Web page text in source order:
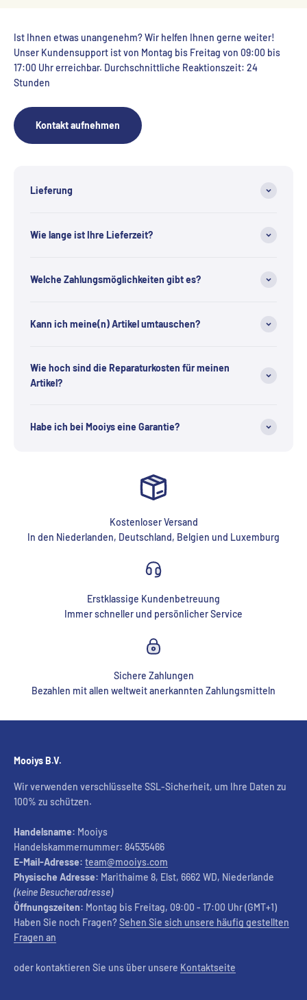
Ist Ihnen etwas unangenehm? Wir helfen Ihnen gerne weiter!
Unser Kundensupport ist von Montag bis Freitag von 09:00 bis
17:00 Uhr erreichbar. Durchschnittliche Reaktionszeit: 24
Stunden
Kontakt aufnehmen
Lieferung
Wie lange ist Ihre Lieferzeit?
Welche Zahlungsmöglichkeiten gibt es?
Kann ich meine(n) Artikel umtauschen?
Wie hoch sind die Reparaturkosten für meinen
Artikel?
Habe ich bei Mooiys eine Garantie?
Kostenloser Versand
In den Niederlanden, Deutschland, Belgien und Luxemburg
Erstklassige Kundenbetreuung
Immer schneller und persönlicher Service
Sichere Zahlungen
Bezahlen mit allen weltweit anerkannten Zahlungsmitteln
Mooiys B.V.
Wir verwenden verschlüsselte SSL-Sicherheit, um Ihre Daten zu
100% zu schützen.
Handelsname: Mooiys
Handelskammernummer: 84535466
E-Mail-Adresse: team@mooiys.com
Physische Adresse: Marithaime 8, Elst, 6662 WD, Niederlande
(keine Besucheradresse)
Öffnungszeiten: Montag bis Freitag, 09:00 - 17:00 Uhr (GMT+1)
Haben Sie noch Fragen?Sehen Sie sich unsere häufig gestellten
Fragen an
oder kontaktieren Sie uns über unsere Kontaktseite